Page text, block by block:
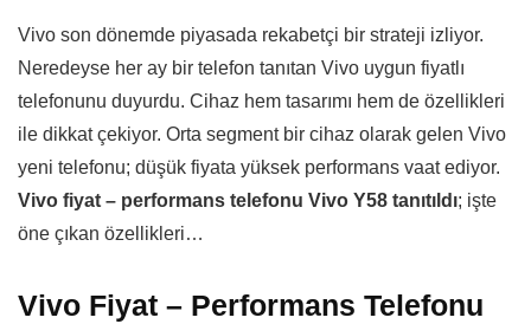
Vivo son dönemde piyasada rekabetçi bir strateji izliyor.
Neredeyse her ay bir telefon tanıtan Vivo uygun fiyatlı
telefonunu duyurdu. Cihaz hem tasarımı hem de özellikleri
ile dikkat çekiyor. Orta segment bir cihaz olarak gelen Vivo
yeni telefonu; düşük fiyata yüksek performans vaat ediyor.
Vivo fiyat – performans telefonu Vivo Y58 tanıtıldı; işte
öne çıkan özellikleri…
Vivo Fiyat – Performans Telefonu